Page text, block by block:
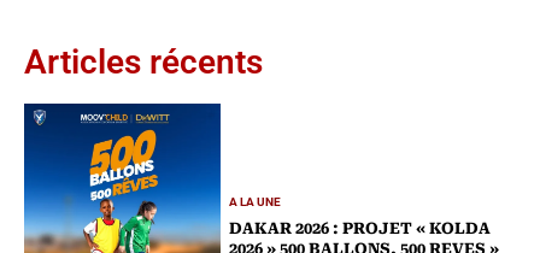
Articles récents
A LA UNE
DAKAR 2026 : PROJET « KOLDA
2026 » 500 BALLONS, 500 REVES »